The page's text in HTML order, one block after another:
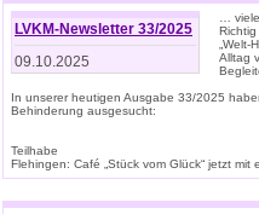
LVKM-Newsletter 33/2025
09.10.2025
…
Alltag
In unserer heutigen Ausgabe 33/2025
Behinderung ausgesucht:
Teilhabe
Flehingen: Café „Stück vom Glück“ jetzt mit